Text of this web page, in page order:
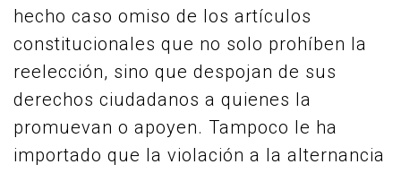
hecho caso omiso de los artículos
constitucionales que no solo prohíben la
reelección, sino que despojan de sus
derechos ciudadanos a quienes la
promuevan o apoyen. Tampoco le ha
importado que la violación a la alternancia